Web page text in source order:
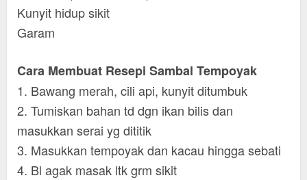
Kunyit hidup sikit
Garam
Cara Membuat Resepi Sambal Tempoyak
1. Bawang merah, cili api, kunyit ditumbuk
2. Tumiskan bahan td dgn ikan bilis dan
masukkan serai yg dititik
3. Masukkan tempoyak dan kacau hingga sebati
4. Bl agak masak ltk grm sikit